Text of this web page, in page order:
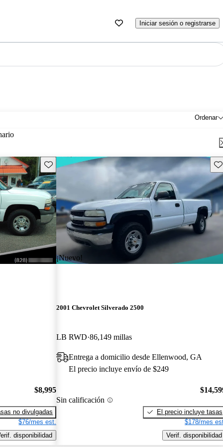
Iniciar sesión o registrarse
Ordenar
Guarda este Aviso
$8,995
no divulgadas
$76/mes est.
disponibilidad
¡Nuevo!
2001 Chevrolet Silverado 2500
LB RWD 86,149 millas
Entrega a domicilio desde Ellenwood, GA
El precio incluye envío de $249
Sin calificación
El precio incluye tasas
$178/mes
Verif. disponibilidad